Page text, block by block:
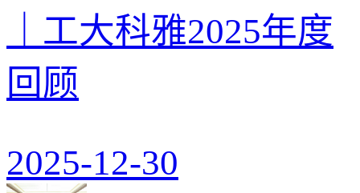
｜工大科雅2025年度
回顾
2025-12-30